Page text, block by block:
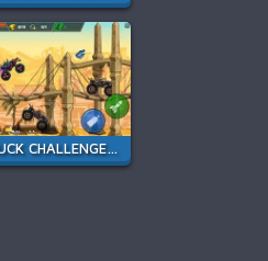
MAD TRUCK CHALLENGE SPECIAL